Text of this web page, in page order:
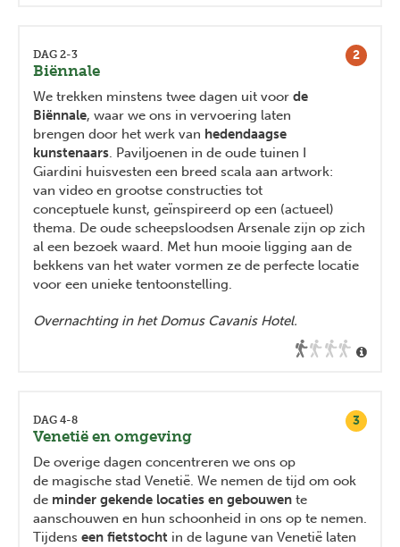
2
DAG 2-3
Biënnale
We trekken minstens twee dagen uit voor de
Biënnale, waar we ons in vervoering laten
brengen door het werk van hedendaagse
kunstenaars. Paviljoenen in de oude tuinen I
Giardini huisvesten een breed scala aan artwork:
van video en grootse constructies tot
conceptuele kunst, geïnspireerd op een (actueel)
thema. De oude scheepsloodsen Arsenale zijn op zich
al een bezoek waard. Met hun mooie ligging aan de
bekkens van het water vormen ze de perfecte locatie
voor een unieke tentoonstelling.
Overnachting in het Domus Cavanis Hotel.
3
DAG 4-8
Venetië en omgeving
De overige dagen concentreren we ons op
de magische stad Venetië. We nemen de tijd om ook
de minder gekende locaties en gebouwen te
aanschouwen en hun schoonheid in ons op te nemen.
Tijdens een fietstocht in de lagune van Venetië laten